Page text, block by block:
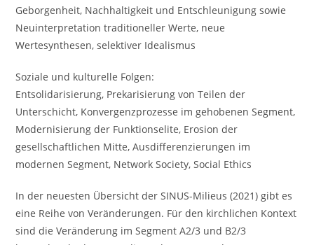
Geborgenheit, Nachhaltigkeit und Entschleunigung sowie
Neuinterpretation traditioneller Werte, neue
Wertesynthesen, selektiver Idealismus
Soziale und kulturelle Folgen:
Entsolidarisierung, Prekarisierung von Teilen der
Unterschicht, Konvergenzprozesse im gehobenen Segment,
Modernisierung der Funktionselite, Erosion der
gesellschaftlichen Mitte, Ausdifferenzierungen im
modernen Segment, Network Society, Social Ethics
In der neuesten Übersicht der SINUS-Milieus (2021) gibt es
eine Reihe von Veränderungen. Für den kirchlichen Kontext
sind die Veränderung im Segment A2/3 und B2/3